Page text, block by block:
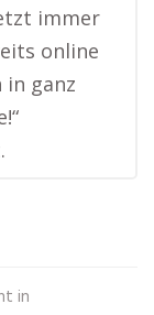
immer
online
in ganz
in